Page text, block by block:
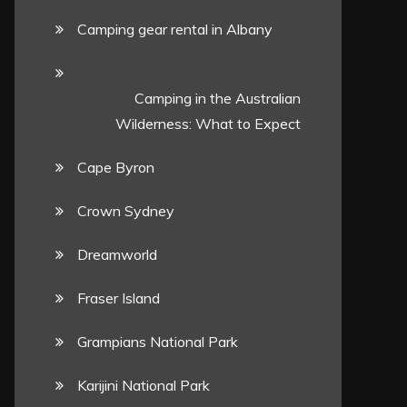
Camping gear rental in Albany
Camping in the Australian
Wilderness: What to Expect
Cape Byron
Crown Sydney
Dreamworld
Fraser Island
Grampians National Park
Karijini National Park